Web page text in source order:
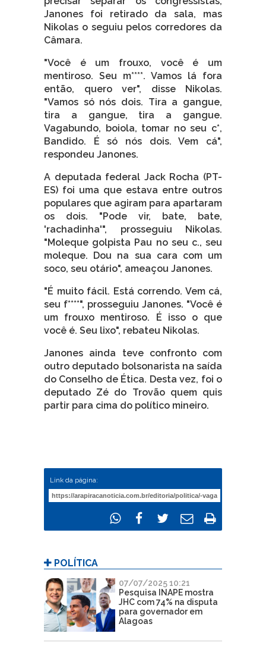
Janones foi retirado da sala, mas
Nikolas o seguiu pelos corredores da
Câmara.
"Você é um frouxo, você é um
mentiroso. Seu m****. Vamos lá fora
então, quero ver", disse Nikolas.
"Vamos só nós dois. Tira a gangue,
tira a gangue, tira a gangue.
Vagabundo, boiola, tomar no seu c*,
Bandido. É só nós dois. Vem cá",
respondeu Janones.
A deputada federal Jack Rocha (PT-
ES) foi uma que estava entre outros
populares que agiram para apartaram
os dois. "Pode vir, bate, bate,
'rachadinha'", prosseguiu Nikolas.
"Moleque golpista Pau no seu c., seu
moleque. Dou na sua cara com um
soco, seu otário", ameaçou Janones.
"É muito fácil. Está correndo. Vem cá,
seu f****", prosseguiu Janones. "Você é
um frouxo mentiroso. É isso o que
você é. Seu lixo", rebateu Nikolas.
Janones ainda teve confronto com
outro deputado bolsonarista na saída
do Conselho de Ética. Desta vez, foi o
deputado Zé do Trovão quem quis
partir para cima do político mineiro.
Link da página:
POLÍTICA
07/07/2025 10:21
Pesquisa INAPE mostra
JHC com 74% na disputa
para governador em
Alagoas